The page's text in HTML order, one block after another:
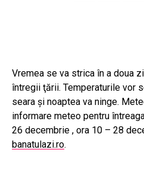
Vremea se va strica în a doua
întregii ţării. Temperaturile vor
seara şi noaptea va ninge.
informare meteo pentru
26 decembrie , ora 10 – 28
banatulazi.ro.